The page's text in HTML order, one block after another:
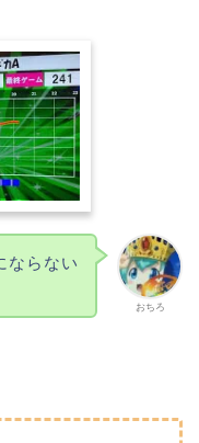
おちろ
ならない